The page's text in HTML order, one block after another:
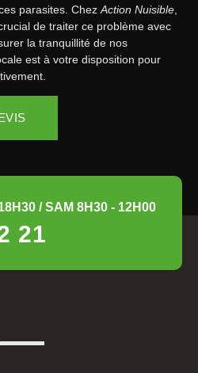
parasites. Chez Action Nuisible
de traiter ce problème avec
la tranquillité de nos
est à votre disposition pour
/ SAM 8H30 - 12H00
21